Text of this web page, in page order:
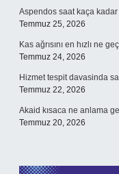
Aspendos saat kaça kadar
Temmuz 25, 2026
Kas ağrısını en hızlı ne
Temmuz 24, 2026
Hizmet tespit davasinda
Temmuz 22, 2026
Akaid kısaca ne anlama
Temmuz 20, 2026